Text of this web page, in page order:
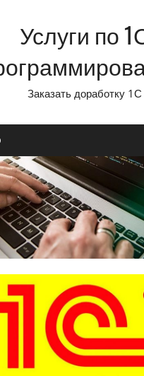
Услуги по
Заказать доработку 1С